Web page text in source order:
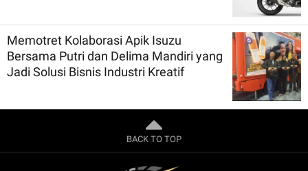
Memotret Kolaborasi Apik Isuzu
Bersama Putri dan Delima Mandiri yang
Jadi Solusi Bisnis Industri Kreatif
BACK TO TOP